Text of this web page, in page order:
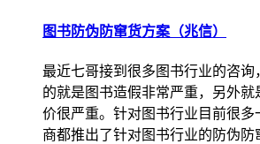
图书防伪防窜货方案（兆信）
最近七哥接到很多图书行业的咨询
的就是图书造假非常严重，另外
价很严重。针对图书行业目前很多
商都推出了针对图书行业的防伪